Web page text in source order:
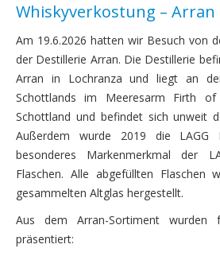
Whiskyverkostung – Arran
Am 19.6.2026 hatten wir Besuch von
der Destillerie Arran. Die Destillerie
Arran in Lochranza und liegt an
Schottlands im Meeresarm Firth
Schottland und befindet sich unweit
Außerdem wurde 2019 die LAGG
besonderes Markenmerkmal der
Flaschen. Alle abgefüllten Flaschen
gesammelten Altglas hergestellt.
Aus dem Arran-Sortiment wurden
präsentiert: